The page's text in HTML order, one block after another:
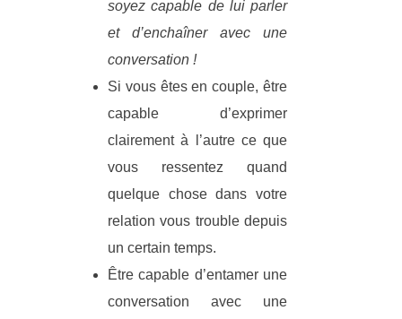
soyez capable de lui parler
et d’enchaîner avec une
conversation !
Si vous êtes en couple, être
capable d’exprimer
clairement à l’autre ce que
vous ressentez quand
quelque chose dans votre
relation vous trouble depuis
un certain temps.
Être capable d’entamer une
conversation avec une